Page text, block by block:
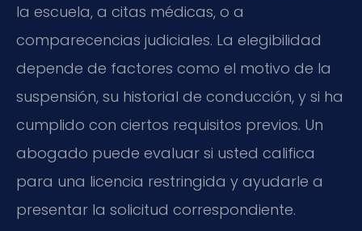
la escuela, a citas médicas, o a
comparecencias judiciales. La elegibilidad
depende de factores como el motivo de la
suspensión, su historial de conducción, y si ha
cumplido con ciertos requisitos previos. Un
abogado puede evaluar si usted califica
para una licencia restringida y ayudarle a
presentar la solicitud correspondiente.